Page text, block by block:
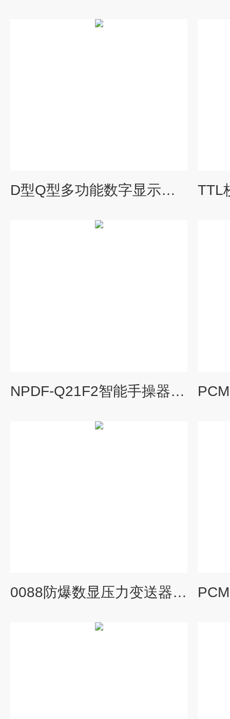
D型Q型多功能数字显示智能操作器手动控制器
NPDF-Q21F2智能手操器自动切换Q型D型操作器
0088防爆数显压力变送器高精度卡箍平膜传感器